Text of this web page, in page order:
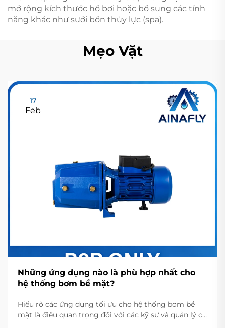
mở rộng kích thước hồ bơi hoặc bổ sung các tính
năng khác như sưởi bồn thủy lực (spa).
Mẹo Vặt
17
Feb
Những ứng dụng nào là phù hợp nhất cho
hệ thống bơm bề mặt?
Hiểu rõ các ứng dụng tối ưu cho hệ thống bơm bề
mặt là điều quan trọng đối với các kỹ sư và quản lý cơ